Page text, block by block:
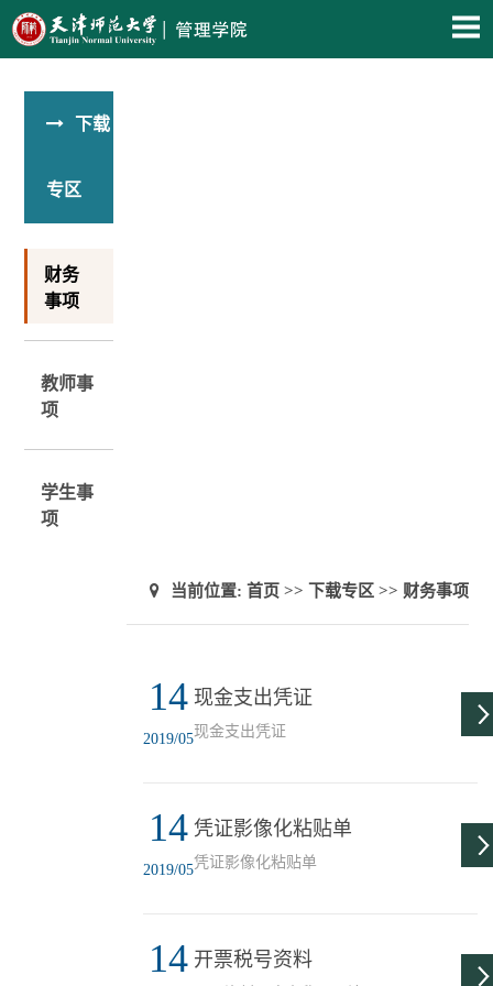
下载
专区
财务
事项
教师事
项
学生事
项
当前位置: 首页 >> 下载专区 >> 财务事项
14
2019/05
现金支出凭证
现金支出凭证
14
2019/05
凭证影像化粘贴单
凭证影像化粘贴单
14 开票税号资料